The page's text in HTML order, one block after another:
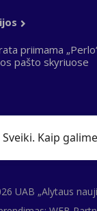
priimama
pašto skyriuose
UAB „Alytaus
Sveiki. Kaip